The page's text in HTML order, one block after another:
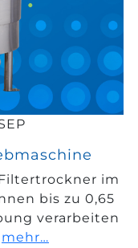
im
bis zu 0,65
verarbeiten
mehr…